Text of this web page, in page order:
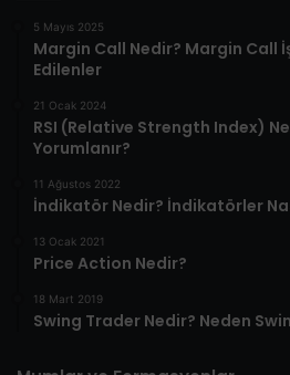
5 Mayıs 2025
​Margin Call Nedir? Margin Call
Edilenler​
21 Ocak 2024
RSI (Relative Strength Index)
Yorumlanır?
11 Ağustos 2022
İndikatör Nedir? İndikatörler
13 Ocak 2021
Price Action Nedir?
18 Mart 2019
Swing Trader Nedir? Neden